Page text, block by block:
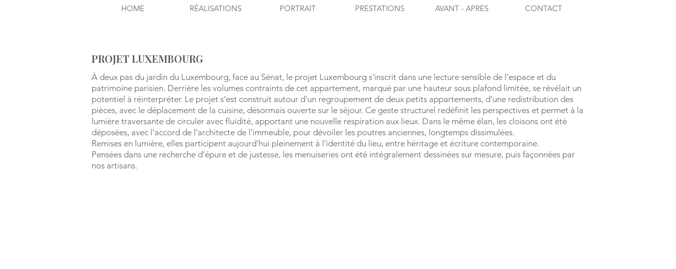
HOME RÉALISATIONS PORTRAIT PRESTATIONS AVANT - APRES CONTACT
PROJET LUXEMBOURG
À deux pas du jardin du Luxembourg, face au Sénat, le projet Luxembourg s’inscrit dans une lecture sensible de l’espace et du
patrimoine parisien. Derrière les volumes contraints de cet appartement, marqué par une hauteur sous plafond limitée, se révélait un
potentiel à réinterpréter. Le projet s’est construit autour d'un regroupement de deux petits appartements, d’une redistribution des
pièces, avec le déplacement de la cuisine, désormais ouverte sur le séjour. Ce geste structurel redéfinit les perspectives et permet à la
lumière traversante de circuler avec fluidité, apportant une nouvelle respiration aux lieux. Dans le même élan, les cloisons ont été
déposées, avec l’accord de l’architecte de l’immeuble, pour dévoiler les poutres anciennes, longtemps dissimulées.
Remises en lumière, elles participent aujourd’hui pleinement à l’identité du lieu, entre héritage et écriture contemporaine.
Pensées dans une recherche d’épure et de justesse, les menuiseries ont été intégralement dessinées sur mesure, puis façonnées par
nos artisans.